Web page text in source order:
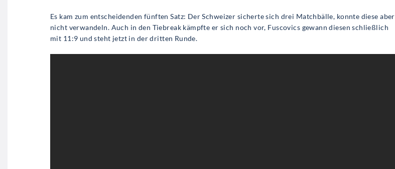
Es kam zum entscheidenden fünften Satz: Der Schweizer sicherte sich drei Matchbälle, konnte diese aber
nicht verwandeln. Auch in den Tiebreak kämpfte er sich noch vor, Fuscovics gewann diesen schließlich
mit 11:9 und steht jetzt in der dritten Runde.